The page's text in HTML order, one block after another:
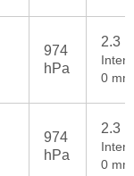
974
hPa
2.3
0
974
hPa
2.3
0